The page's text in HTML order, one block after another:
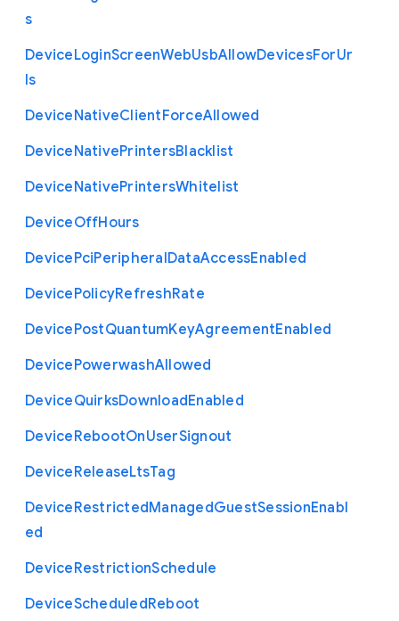
s
DeviceLoginScreenWebUsbAllowDevicesForUr
ls
DeviceNativeClientForceAllowed
DeviceNativePrintersBlacklist
DeviceNativePrintersWhitelist
DeviceOffHours
DevicePciPeripheralDataAccessEnabled
DevicePolicyRefreshRate
DevicePostQuantumKeyAgreementEnabled
DevicePowerwashAllowed
DeviceQuirksDownloadEnabled
DeviceRebootOnUserSignout
DeviceReleaseLtsTag
DeviceRestrictedManagedGuestSessionEnabl
ed
DeviceRestrictionSchedule
DeviceScheduledReboot